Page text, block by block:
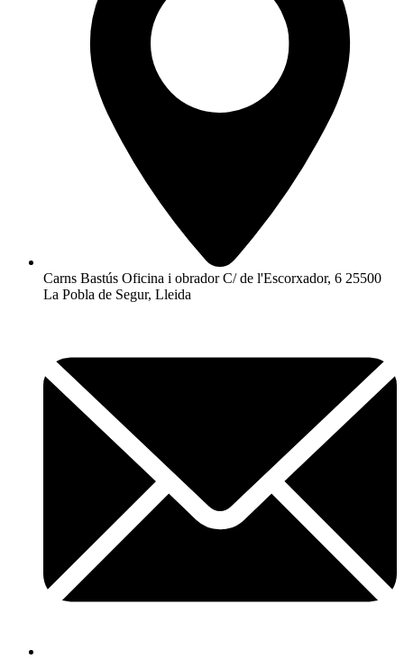
Carns Bastús Oficina i obrador C/ de l'Escorxador, 6 25500
La Pobla de Segur, Lleida